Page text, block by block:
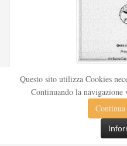
Pubblicata nel 1912 sul
ridi fu successivamente
Questo sito utilizza Cookies
Continuando la